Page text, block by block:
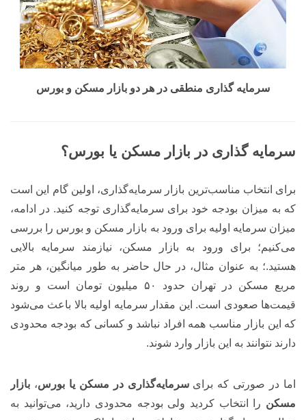
سرمایه گذاری منطقی در هر دو بازار مسکن و بورس
سرمایه گذاری در بازار مسکن یا بورس؟
برای انتخاب مناسب‌ترین بازار سرمایه‌گذاری، اولین گام این است
که به میزان بودجه خود برای سرمایه‌گذاری توجه کنید. در ادامه،
میزان سرمایه اولیه برای ورود به بازار مسکن و بورس را بررسی
می‌کنیم؛ برای ورود به بازار مسکن، نیازمند سرمایه بالایی
هستید.؛ به عنوان مثال، در حال حاضر به طور میانگین، هر متر
مربع مسکن در تهران حدود ۵۰ میلیون تومان است و روند
قیمت‌ها صعودی است. این مقدار سرمایه اولیه بالا باعث می‌شود
که این بازار مناسب همه افراد نباشد و کسانی که بودجه محدودی
دارند نتوانند به این بازار وارد شوند.
اما در صورتی که برایسرمایه‌گذاری در مسکن یا بورس، بازار
مسکن را انتخاب کردید ولی بودجه محدودی دارید، می‌توانید به